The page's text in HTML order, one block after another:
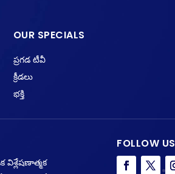
OUR SPECIALS
ప్రగడ టీవీ
క్రీడలు
భక్తి
FOLLOW US